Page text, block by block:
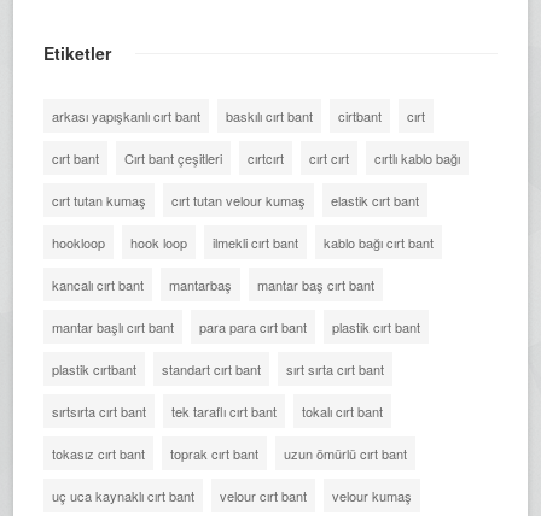
Etiketler
arkası yapışkanlı cırt bant baskılı cırt bant cirtbant cırt
cırt bant Cırt bant çeşitleri cırtcırt cırt cırt cırtlı kablo bağı
cırt tutan kumaş cırt tutan velour kumaş elastik cırt bant
hookloop hook loop ilmekli cırt bant kablo bağı cırt bant
kancalı cırt bant mantarbaş mantar baş cırt bant
mantar başlı cırt bant para para cırt bant plastik cırt bant
plastik cırtbant standart cırt bant sırt sırta cırt bant
sırtsırta cırt bant tek taraflı cırt bant tokalı cırt bant
tokasız cırt bant toprak cırt bant uzun ömürlü cırt bant
uç uca kaynaklı cırt bant velour cırt bant velour kumaş